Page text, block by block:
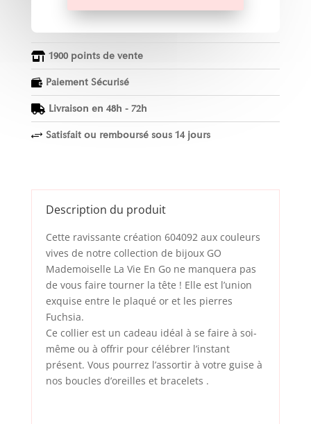
 1900 points de vente
 Paiement Sécurisé
 Livraison en 48h - 72h
+ Satisfait ou remboursé sous 14 jours
Description du produit
Cette ravissante création 604092 aux couleurs
vives de notre collection de bijoux GO
Mademoiselle La Vie En Go ne manquera pas
de vous faire tourner la tête ! Elle est l’union
exquise entre le plaqué or et les pierres
Fuchsia.
Ce collier est un cadeau idéal à se faire à soi-
même ou à offrir pour célébrer l’instant
présent. Vous pourrez l’assortir à votre guise à
nos boucles d’oreilles et bracelets .